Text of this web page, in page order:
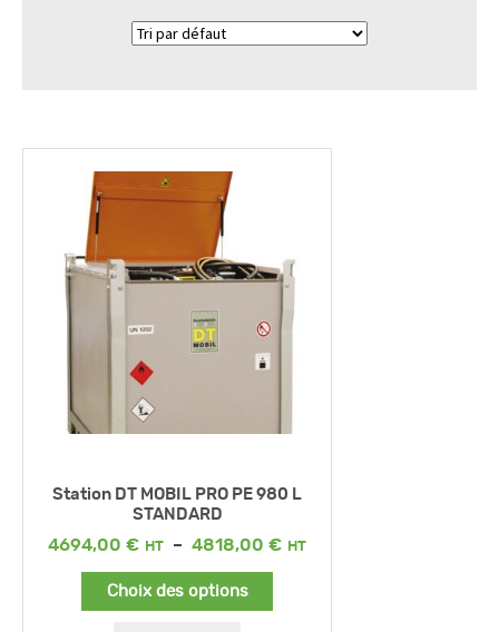
Station DT MOBIL PRO PE 980 L
STANDARD
4694,00 € – 4818,00 €
Plage
Choix des options